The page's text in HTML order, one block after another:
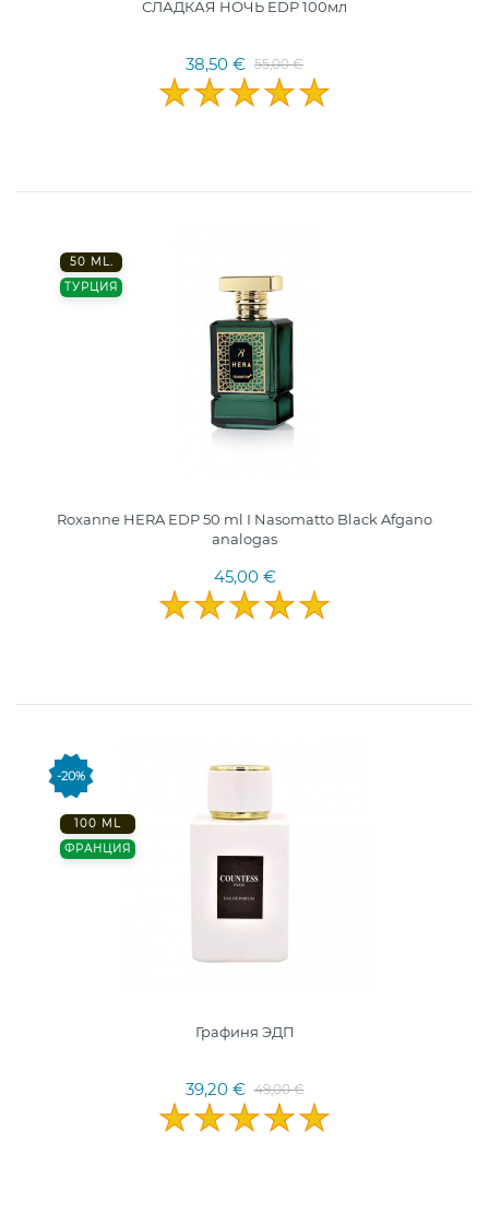
СЛАДКАЯ НОЧЬ EDP 100мл
38,50 € 55,00 €
50 ML.
ТУРЦИЯ
Roxanne HERA EDP 50 ml I Nasomatto Black Afgano
analogas
45,00 €
-20%
100 ML
ФРАНЦИЯ
Графиня ЭДП
39,20 € 49,00 €